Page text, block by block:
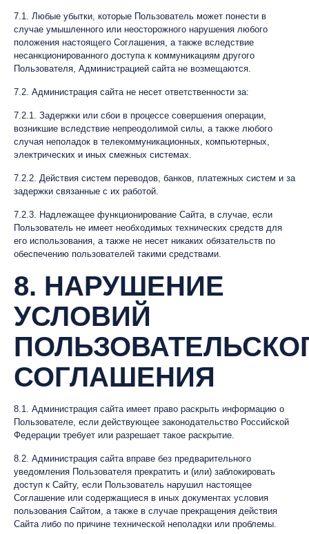
7.1. Любые убытки, которые Пользователь может понести в
случае умышленного или неосторожного нарушения любого
положения настоящего Соглашения, а также вследствие
несанкционированного доступа к коммуникациям другого
Пользователя, Администрацией сайта не возмещаются.
7.2. Администрация сайта не несет ответственности за:
7.2.1. Задержки или сбои в процессе совершения операции,
возникшие вследствие непреодолимой силы, а также любого
случая неполадок в телекоммуникационных, компьютерных,
электрических и иных смежных системах.
7.2.2. Действия систем переводов, банков, платежных систем и за
задержки связанные с их работой.
7.2.3. Надлежащее функционирование Сайта, в случае, если
Пользователь не имеет необходимых технических средств для
его использования, а также не несет никаких обязательств по
обеспечению пользователей такими средствами.
8. НАРУШЕНИЕ
УСЛОВИЙ
СОГЛАШЕНИЯ
8.1. Администрация сайта имеет право раскрыть информацию о
Пользователе, если действующее законодательство Российской
Федерации требует или разрешает такое раскрытие.
8.2. Администрация сайта вправе без предварительного
уведомления Пользователя прекратить и (или) заблокировать
доступ к Сайту, если Пользователь нарушил настоящее
Соглашение или содержащиеся в иных документах условия
пользования Сайтом, а также в случае прекращения действия
Сайта либо по причине технической неполадки или проблемы.